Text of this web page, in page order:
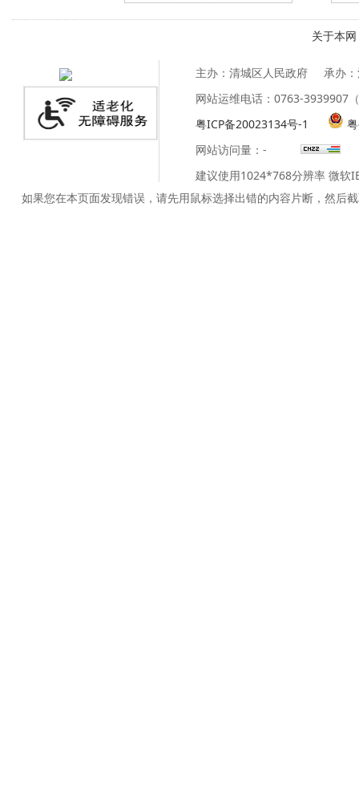
关于本网
主办：清城区人民政府
承办
网站运维电话：0763-3939907
粤ICP备20023134号-1
网站访问量： -
建议使用1024*768分辨率 微软
如果您在本页面发现错误，请先用鼠标选择出错的内容片断，然后